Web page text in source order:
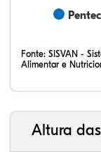
Fonte: SISVAN -
Alimentar e
Altura